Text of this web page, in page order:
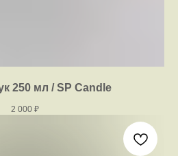
250 мл / SP Candle
2 000 ₽